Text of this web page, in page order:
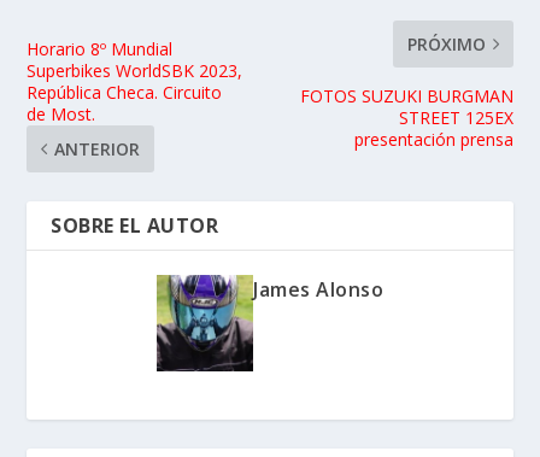
Horario 8º Mundial
Superbikes WorldSBK 2023,
República Checa. Circuito
de Most.
ANTERIOR
PRÓXIMO
FOTOS SUZUKI BURGMAN
STREET 125EX
presentación prensa
SOBRE EL AUTOR
James Alonso